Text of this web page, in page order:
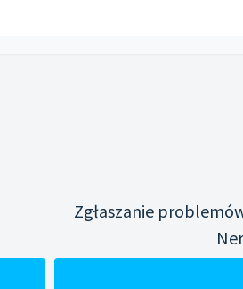
Zgłaszanie